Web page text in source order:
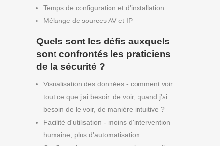
Temps de configuration et d'installation
Mélange de sources AV et IP
Quels sont les défis auxquels
sont confrontés les praticiens
de la sécurité ?
Visualisation des données - comment voir
tout ce que j'ai besoin de voir, quand j'ai
besoin de le voir, de manière intuitive ?
Facilité d'utilisation - moins d'intervention
humaine, plus d'automatisation